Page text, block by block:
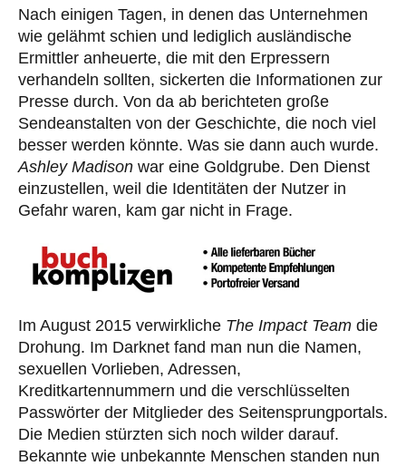
Nach einigen Tagen, in denen das Unternehmen
wie gelähmt schien und lediglich ausländische
Ermittler anheuerte, die mit den Erpressern
verhandeln sollten, sickerten die Informationen zur
Presse durch. Von da ab berichteten große
Sendeanstalten von der Geschichte, die noch viel
besser werden könnte. Was sie dann auch wurde.
Ashley Madison war eine Goldgrube. Den Dienst
einzustellen, weil die Identitäten der Nutzer in
Gefahr waren, kam gar nicht in Frage.
Im August 2015 verwirkliche The Impact Team die
Drohung. Im Darknet fand man nun die Namen,
sexuellen Vorlieben, Adressen,
Kreditkartennummern und die verschlüsselten
Passwörter der Mitglieder des Seitensprungportals.
Die Medien stürzten sich noch wilder darauf.
Bekannte wie unbekannte Menschen standen nun